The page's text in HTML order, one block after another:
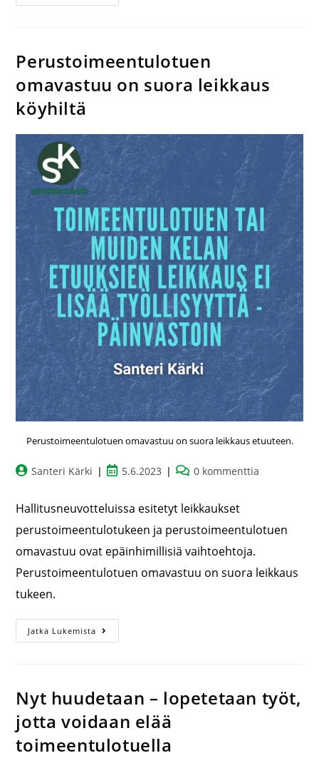
Perustoimeentulotuen
omavastuu on suora leikkaus
köyhiltä
Perustoimeentulotuen omavastuu on suora leikkaus etuuteen.
Santeri Kärki 5.6.2023 0 kommenttia
Hallitusneuvotteluissa esitetyt leikkaukset
perustoimeentulotukeen ja perustoimeentulotuen
omavastuu ovat epäinhimillisiä vaihtoehtoja.
Perustoimeentulotuen omavastuu on suora leikkaus
tukeen.
Jatka Lukemista
Nyt huudetaan – lopetetaan työt,
jotta voidaan elää
toimeentulotuella